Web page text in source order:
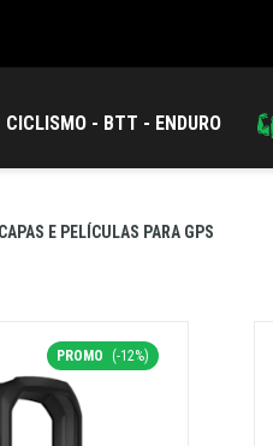
CICLISMO - BTT - ENDURO
CAPAS E PELÍCULAS PARA GPS
PROMO (-12%)